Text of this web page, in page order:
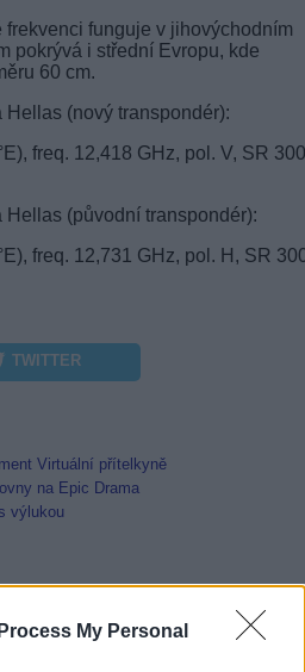
My Personal
funguje v jihovýchodním
pokrývá i střední Evropu, kde
60 cm.
(nový transpondér):
freq. 12,418 GHz, pol. V, SR
(původní transpondér):
freq. 12,731 GHz, pol. H, SR
TWITTER
Virtuální přítelkyně
na Epic Drama
výlukou
satelit Eutelsatu